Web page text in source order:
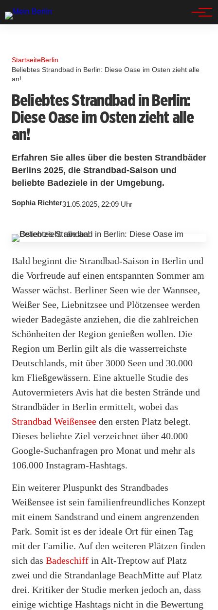
StartseiteBerlin
Beliebtes Strandbad in Berlin: Diese Oase im Osten zieht alle
an!
Beliebtes Strandbad in Berlin:
Diese Oase im Osten zieht alle
an!
Erfahren Sie alles über die besten Strandbäder
Berlins 2025, die Strandbad-Saison und
beliebte Badeziele in der Umgebung.
Sophia Richter31.05.2025, 22:09 Uhr
Bald beginnt die Strandbad-Saison in Berlin und
die Vorfreude auf einen entspannten Sommer am
Wasser wächst. Berliner Seen wie der Wannsee,
Weißer See, Liebnitzsee und Plötzensee werden
wieder Badegäste anziehen, die die zahlreichen
Schönheiten der Region genießen wollen. Die
Region um Berlin gilt als die wasserreichste
Deutschlands, mit über 3000 Seen und 30.000
km Fließgewässern. Eine aktuelle Studie des
Autovermieters Avis hat die besten Strände und
Strandbäder in Berlin ermittelt, wobei das
Strandbad Weißensee den ersten Platz belegt.
Dieses beliebte Ziel verzeichnet über 40.000
Google-Suchanfragen pro Monat und mehr als
106.000 Instagram-Hashtags.
Ein weiterer Pluspunkt des Strandbades
Weißensee ist sein familienfreundliches Konzept
mit einem Sandstrand und einem angrenzenden
Park. Somit ist es der ideale Ort für einen Tag
mit der Familie. Auf den weiteren Plätzen finden
sich das Badeschiff in Alt-Treptow auf Platz
zwei und die Strandanlage BeachMitte auf Platz
drei. Kritiker der Studie merken jedoch an, dass
einige wichtige Hashtags nicht in die Bewertung